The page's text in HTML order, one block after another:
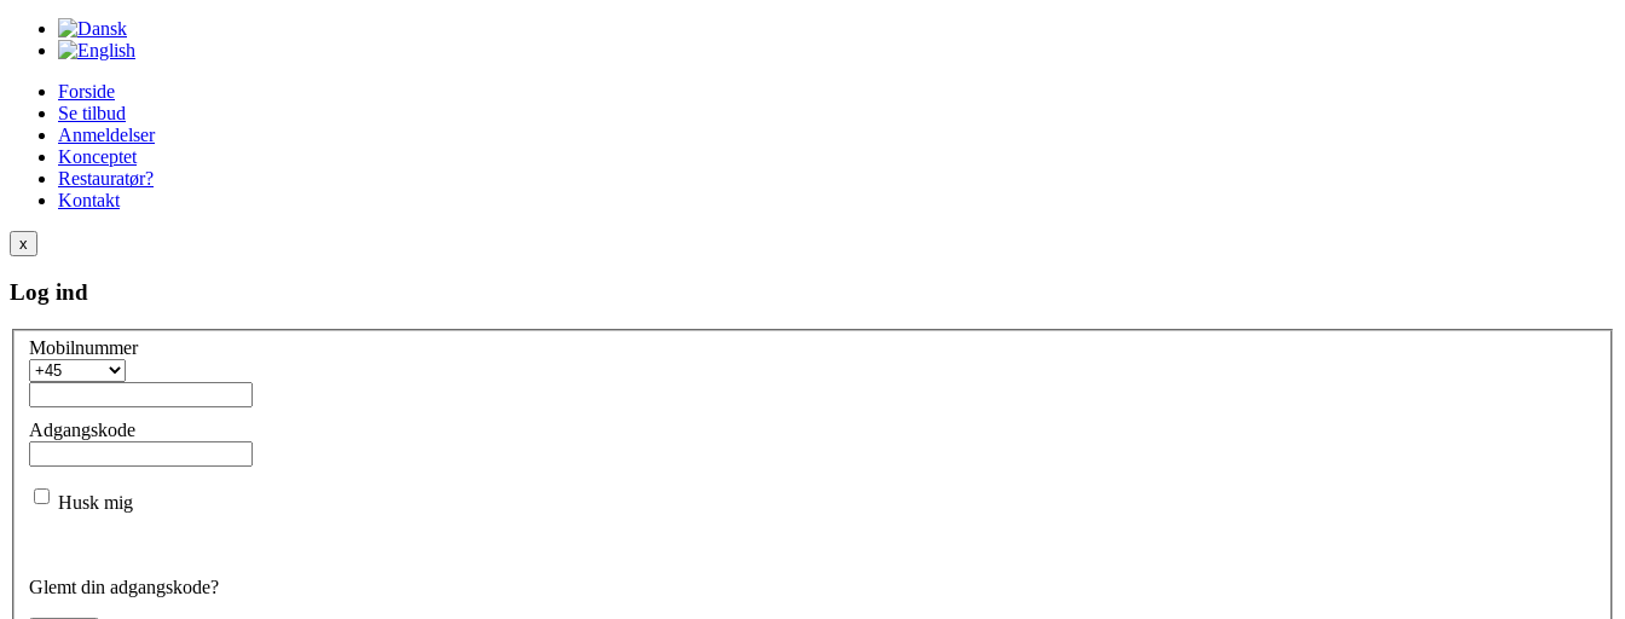
Forside
Se tilbud
Anmeldelser
Konceptet
Restauratør?
Kontakt
x
Log ind
Mobilnummer
Adgangskode
Husk mig
Glemt din adgangskode?